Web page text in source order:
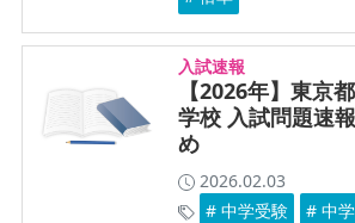
入試速報
【2026年】東京
学校 入試問題速
め
2026.02.03
# 中学受験
# 中